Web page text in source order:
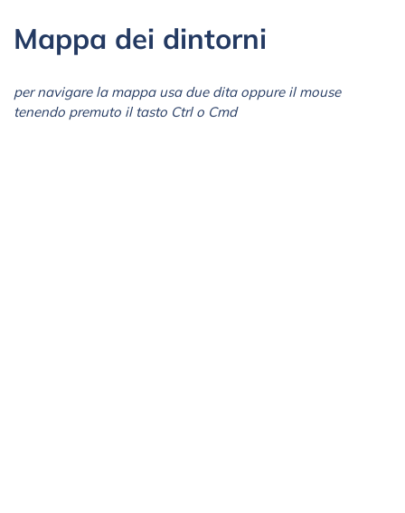
Mappa dei dintorni
per navigare la mappa usa due dita oppure il mouse
tenendo premuto il tasto Ctrl o Cmd